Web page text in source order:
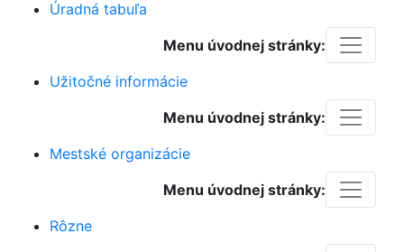
Úradná tabuľa
Menu úvodnej stránky:
Užitočné informácie
Menu úvodnej stránky:
Mestské organizácie
Menu úvodnej stránky:
Rôzne